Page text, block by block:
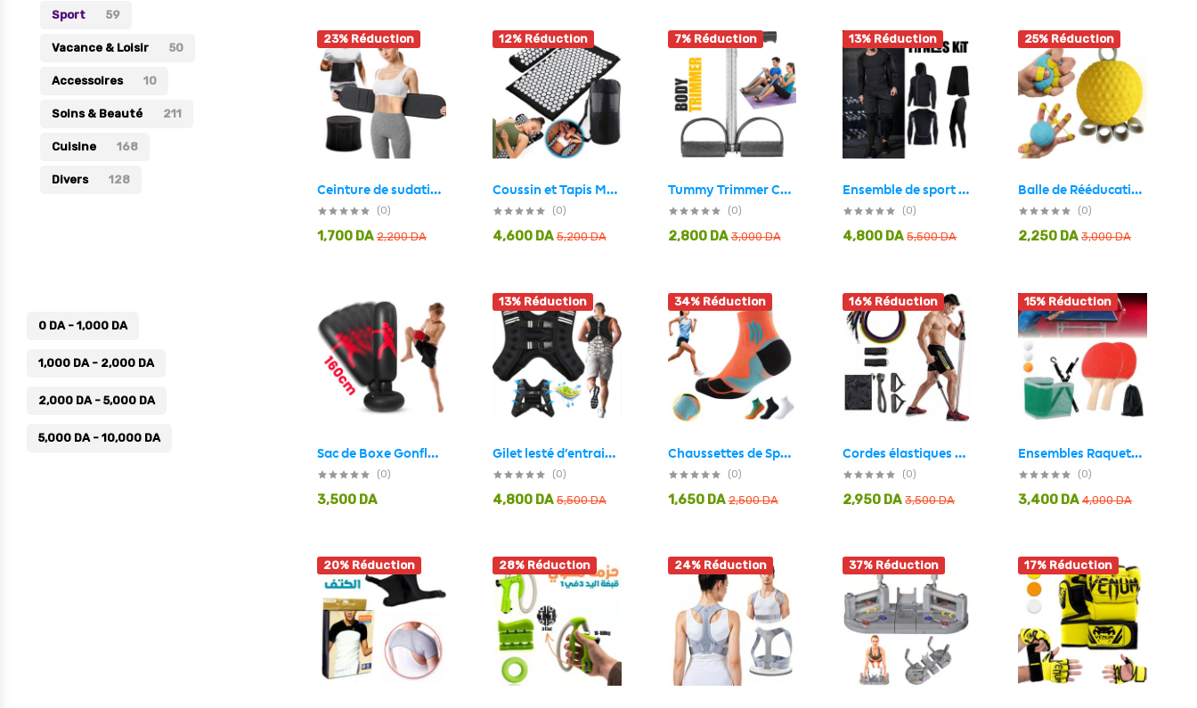
23% Réduction
Ceinture de sudation pour Homme et Femme avec Poche Extérieure – حزام تنحيف
(0)
2,200DA
1,700 DA
12% Réduction
Coussin et Tapis Massage en Polymère d’acupression avec Sac de Rangement – بساط تدليك مع وسادة وحقيبة متنقلة
(0)
5,200DA
4,600 DA
7% Réduction
Tummy Trimmer Ceinture D’entrainement pour le Corps Entier – أداة التمارين الرياضية
(0)
3,000DA
2,800 DA
13% Réduction
Ensemble de sport 4 pièces Just One pour homme – طقم اللباس الرياضي
(0)
5,500DA
4,800 DA
25% Réduction
Balle de Rééducation et de Renforcement pour la Main 2 en 1 – كرة تمرين المعصم
(0)
3,000DA
2,250 DA
Sac de Boxe Gonflable sur Pied 160cm pour Enfants et Adultes – كيس ملاكمة قابل للنفخ
(0)
3,500 DA
13% Réduction
Gilet lesté d’entrainement 5KG réglable avec bretelles élargies – صدرية تدريبات للمحترفين
(0)
5,500DA
4,800 DA
34% Réduction
Chaussettes de Sport à la Cheville Antidérapant Orange – جوارب رياضية غير قابلة للإنزلاق
(0)
2,500DA
1,650 DA
16% Réduction
Cordes élastiques de musculation Ensemble de bandes pour sport 11Pcs (5Kg-45Kg) – طقم التدريب المنزلي
(0)
3,500DA
2,950 DA
15% Réduction
Ensembles Raquettes de tennis de table pingpong avec 2 Balles
(0)
4,000DA
3,400 DA
20% Réduction 28% Réduction 24% Réduction 37% Réduction 17% Réduction
Sport 59
Vacance & Loisir 50
Accessoires 10
Soins & Beauté 211
Cuisine 168
Divers 128
0 DA- 1,000 DA
1,000 DA- 2,000 DA
2,000 DA- 5,000 DA
5,000 DA- 10,000 DA